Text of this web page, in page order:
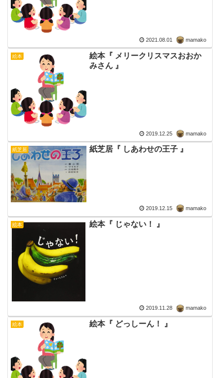
2021.08.01 mamako
絵本
絵本『 メリークリスマスおおか
みさん 』
2019.12.25 mamako
紙芝居 紙芝居『 しあわせの王子 』
2019.12.15 mamako
絵本 絵本『 じゃない！ 』
2019.11.28 mamako
絵本 絵本『 どっしーん！ 』